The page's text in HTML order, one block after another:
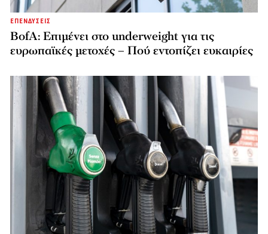
ΕΠΕΝΔΥΣΕΙΣ
BofA: Επιμένει στο underweight για τις
ευρωπαϊκές μετοχές – Πού εντοπίζει ευκαιρίες